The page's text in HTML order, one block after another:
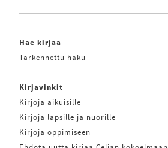
Hae kirjaa
Tarkennettu haku
Kirjavinkit
Kirjoja aikuisille
Kirjoja lapsille ja nuorille
Kirjoja oppimiseen